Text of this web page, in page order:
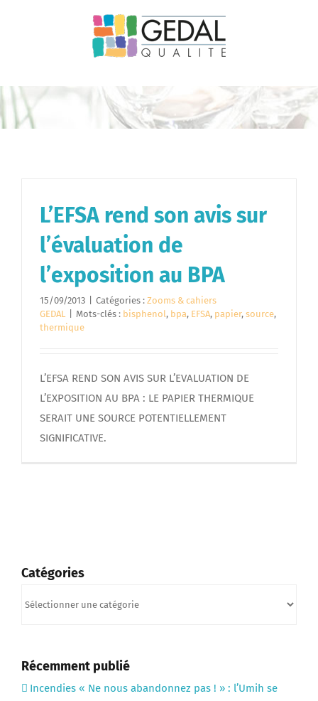
L’EFSA rend son avis sur
l’évaluation de
l’exposition au BPA
15/09/2013 Catégories : Zooms & cahiers
GEDAL
Mots-clés : bisphenol, bpa, EFSA, papier, source,
thermique
L’EFSA REND SON AVIS SUR L’EVALUATION DE
L’EXPOSITION AU BPA : LE PAPIER THERMIQUE
SERAIT UNE SOURCE POTENTIELLEMENT
SIGNIFICATIVE.
Catégories
Récemment publié
Incendies « Ne nous abandonnez pas ! » : l’Umih se